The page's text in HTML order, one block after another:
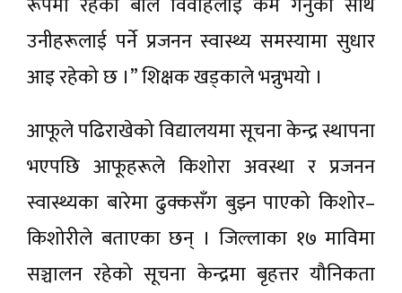
उनीहरूलाई पर्ने प्रजनन स्वास्थ्य समस्यामा सुधार
आइ रहेको छ ।” शिक्षक खड्काले भन्नुभयो ।
आफूले पढिराखेको विद्यालयमा सूचना केन्द्र स्थापना
भएपछि आफूहरूले किशोरा अवस्था र प्रजनन
स्वास्थ्यका बारेमा ढुक्कसँग बुझ्न पाएको किशोर–
किशोरीले बताएका छन् । जिल्लाका १७ माविमा
सञ्चालन रहेको सूचना केन्द्रमा बृहत्तर यौनिकता